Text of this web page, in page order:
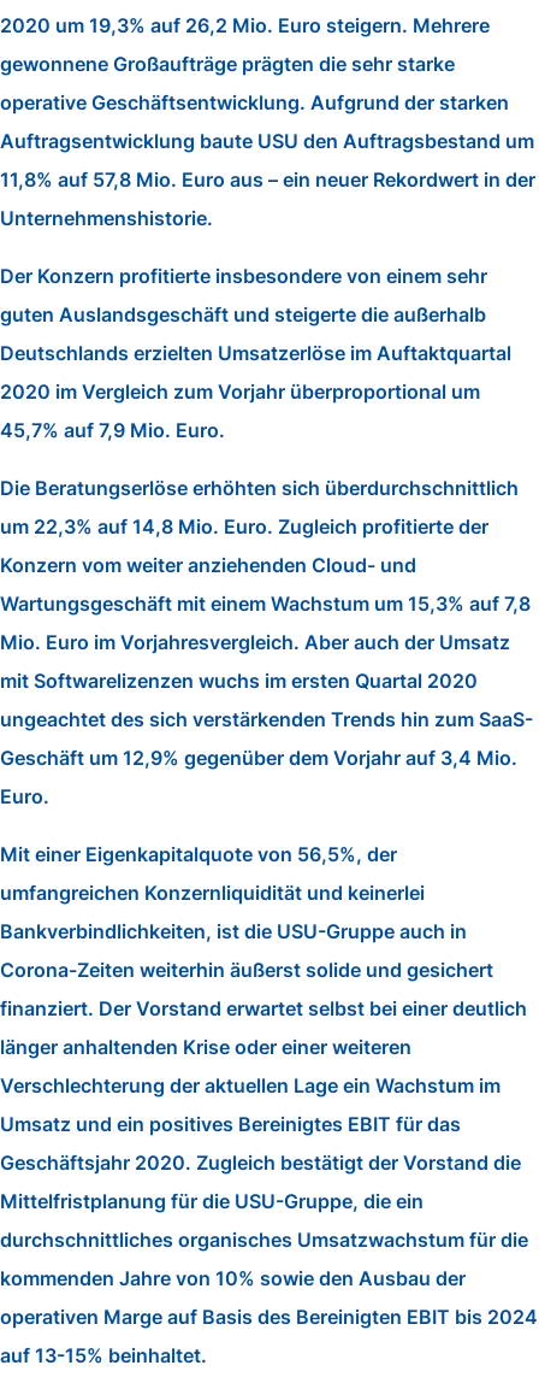
2020 um 19,3% auf 26,2 Mio. Euro steigern. Mehrere
gewonnene Großaufträge prägten die sehr starke
operative Geschäftsentwicklung. Aufgrund der starken
Auftragsentwicklung baute USU den Auftragsbestand um
11,8% auf 57,8 Mio. Euro aus – ein neuer Rekordwert in der
Unternehmenshistorie.
Der Konzern profitierte insbesondere von einem sehr
guten Auslandsgeschäft und steigerte die außerhalb
Deutschlands erzielten Umsatzerlöse im Auftaktquartal
2020 im Vergleich zum Vorjahr überproportional um
45,7% auf 7,9 Mio. Euro.
Die Beratungserlöse erhöhten sich überdurchschnittlich
um 22,3% auf 14,8 Mio. Euro. Zugleich profitierte der
Konzern vom weiter anziehenden Cloud- und
Wartungsgeschäft mit einem Wachstum um 15,3% auf 7,8
Mio. Euro im Vorjahresvergleich. Aber auch der Umsatz
mit Softwarelizenzen wuchs im ersten Quartal 2020
ungeachtet des sich verstärkenden Trends hin zum SaaS-
Geschäft um 12,9% gegenüber dem Vorjahr auf 3,4 Mio.
Euro.
Mit einer Eigenkapitalquote von 56,5%, der
umfangreichen Konzernliquidität und keinerlei
Bankverbindlichkeiten, ist die USU-Gruppe auch in
Corona-Zeiten weiterhin äußerst solide und gesichert
finanziert. Der Vorstand erwartet selbst bei einer deutlich
länger anhaltenden Krise oder einer weiteren
Verschlechterung der aktuellen Lage ein Wachstum im
Umsatz und ein positives Bereinigtes EBIT für das
Geschäftsjahr 2020. Zugleich bestätigt der Vorstand die
Mittelfristplanung für die USU-Gruppe, die ein
durchschnittliches organisches Umsatzwachstum für die
kommenden Jahre von 10% sowie den Ausbau der
operativen Marge auf Basis des Bereinigten EBIT bis 2024
auf 13-15% beinhaltet.